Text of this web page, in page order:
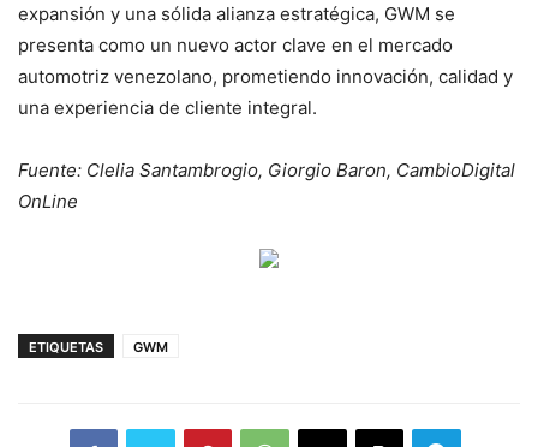
expansión y una sólida alianza estratégica, GWM se
presenta como un nuevo actor clave en el mercado
automotriz venezolano, prometiendo innovación, calidad y
una experiencia de cliente integral.
Fuente: Clelia Santambrogio, Giorgio Baron, CambioDigital
OnLine
ETIQUETAS GWM